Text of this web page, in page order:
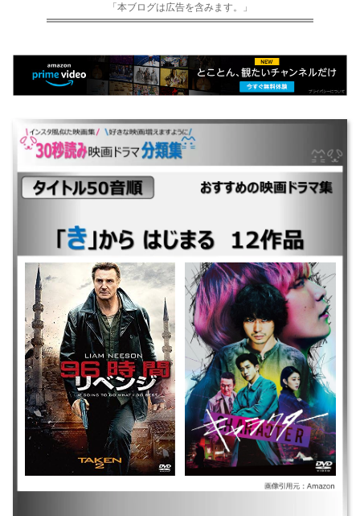
「本ブログは広告を含みます。」